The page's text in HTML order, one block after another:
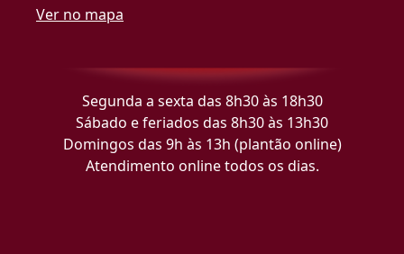
Ver no mapa
Segunda a sexta das 8h30 às 18h30
Sábado e feriados das 8h30 às 13h30
Domingos das 9h às 13h (plantão online)
Atendimento online todos os dias.